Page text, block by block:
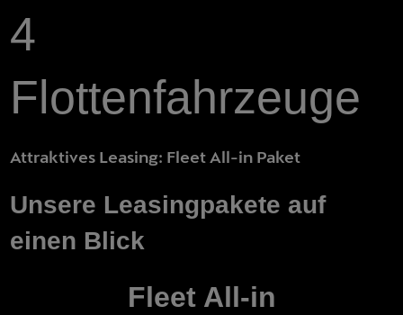
4
Flottenfahrzeuge
Attraktives Leasing: Fleet All-in Paket
Unsere Leasingpakete auf
einen Blick
Fleet All-in